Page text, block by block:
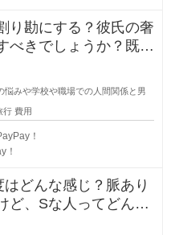
り勘にする？彼氏の奢
べきでしょうか？既に
手渡しで
悩みや学校や職場での人間関係と男
行 費用
！
！
どんな感じ？脈あり
ど、Sな人ってどんな
出るでし